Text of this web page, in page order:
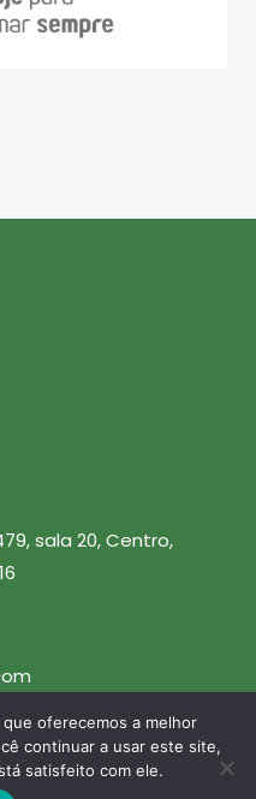
sala 20, Centro,
oferecemos a melhor
continuar a usar este site,
satisfeito com ele.